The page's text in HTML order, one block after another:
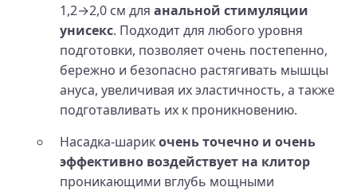
1,2→2,0 см для анальной стимуляции
унисекс. Подходит для любого уровня
подготовки, позволяет очень постепенно,
бережно и безопасно растягивать мышцы
ануса, увеличивая их эластичность, а также
подготавливать их к проникновению.
Насадка-шарикочень точечно и очень
эффективно воздействует на клитор
проникающими вглубь мощными